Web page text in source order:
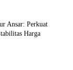
Ansar: Perkuat
Harga